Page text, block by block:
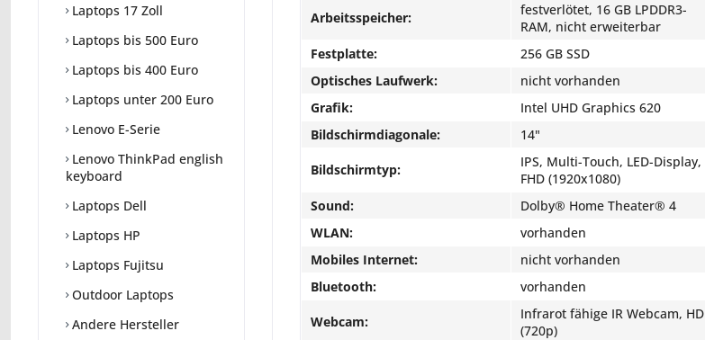
Laptops 17 Zoll
Laptops bis 500 Euro
Laptops bis 400 Euro
Laptops unter 200 Euro
Lenovo E-Serie
Lenovo ThinkPad english
keyboard
Laptops Dell
Laptops HP
Laptops Fujitsu
Outdoor Laptops
Andere Hersteller
Arbeitsspeicher:
festverlötet, 16 GB LPDDR3-
RAM, nicht erweiterbar
Festplatte:
256 GB SSD
Optisches Laufwerk:
nicht vorhanden
Grafik:
Intel UHD Graphics 620
Bildschirmdiagonale:
14"
Bildschirmtyp:
IPS, Multi-Touch, LED-Display,
FHD (1920x1080)
Sound:
Dolby® Home Theater® 4
WLAN:
vorhanden
Mobiles Internet:
nicht vorhanden
Bluetooth:
vorhanden
Webcam:
Infrarot fähige IR Webcam, HD
(720p)